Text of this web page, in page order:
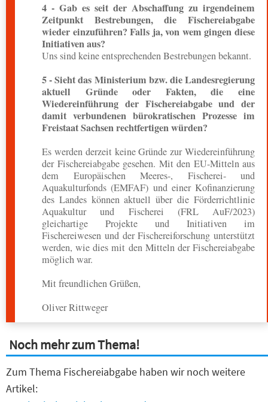
4 - Gab es seit der Abschaffung zu irgendeinem
Zeitpunkt Bestrebungen, die Fischereiabgabe
wieder einzuführen? Falls ja, von wem gingen diese
Initiativen aus?
Uns sind keine entsprechenden Bestrebungen bekannt.
5 - Sieht das Ministerium bzw. die Landesregierung
aktuell Gründe oder Fakten, die eine
Wiedereinführung der Fischereiabgabe und der
damit verbundenen bürokratischen Prozesse im
Freistaat Sachsen rechtfertigen würden?
Es werden derzeit keine Gründe zur Wiedereinführung
der Fischereiabgabe gesehen. Mit den EU-Mitteln aus
dem Europäischen Meeres-, Fischerei- und
Aquakulturfonds (EMFAF) und einer Kofinanzierung
des Landes können aktuell über die Förderrichtlinie
Aquakultur und Fischerei (FRL AuF/2023)
gleichartige Projekte und Initiativen im
Fischereiwesen und der Fischereiforschung unterstützt
werden, wie dies mit den Mitteln der Fischereiabgabe
möglich war.
Mit freundlichen Grüßen,
Oliver Rittweger
Noch mehr zum Thema!
Zum Thema Fischereiabgabe haben wir noch weitere
Artikel: